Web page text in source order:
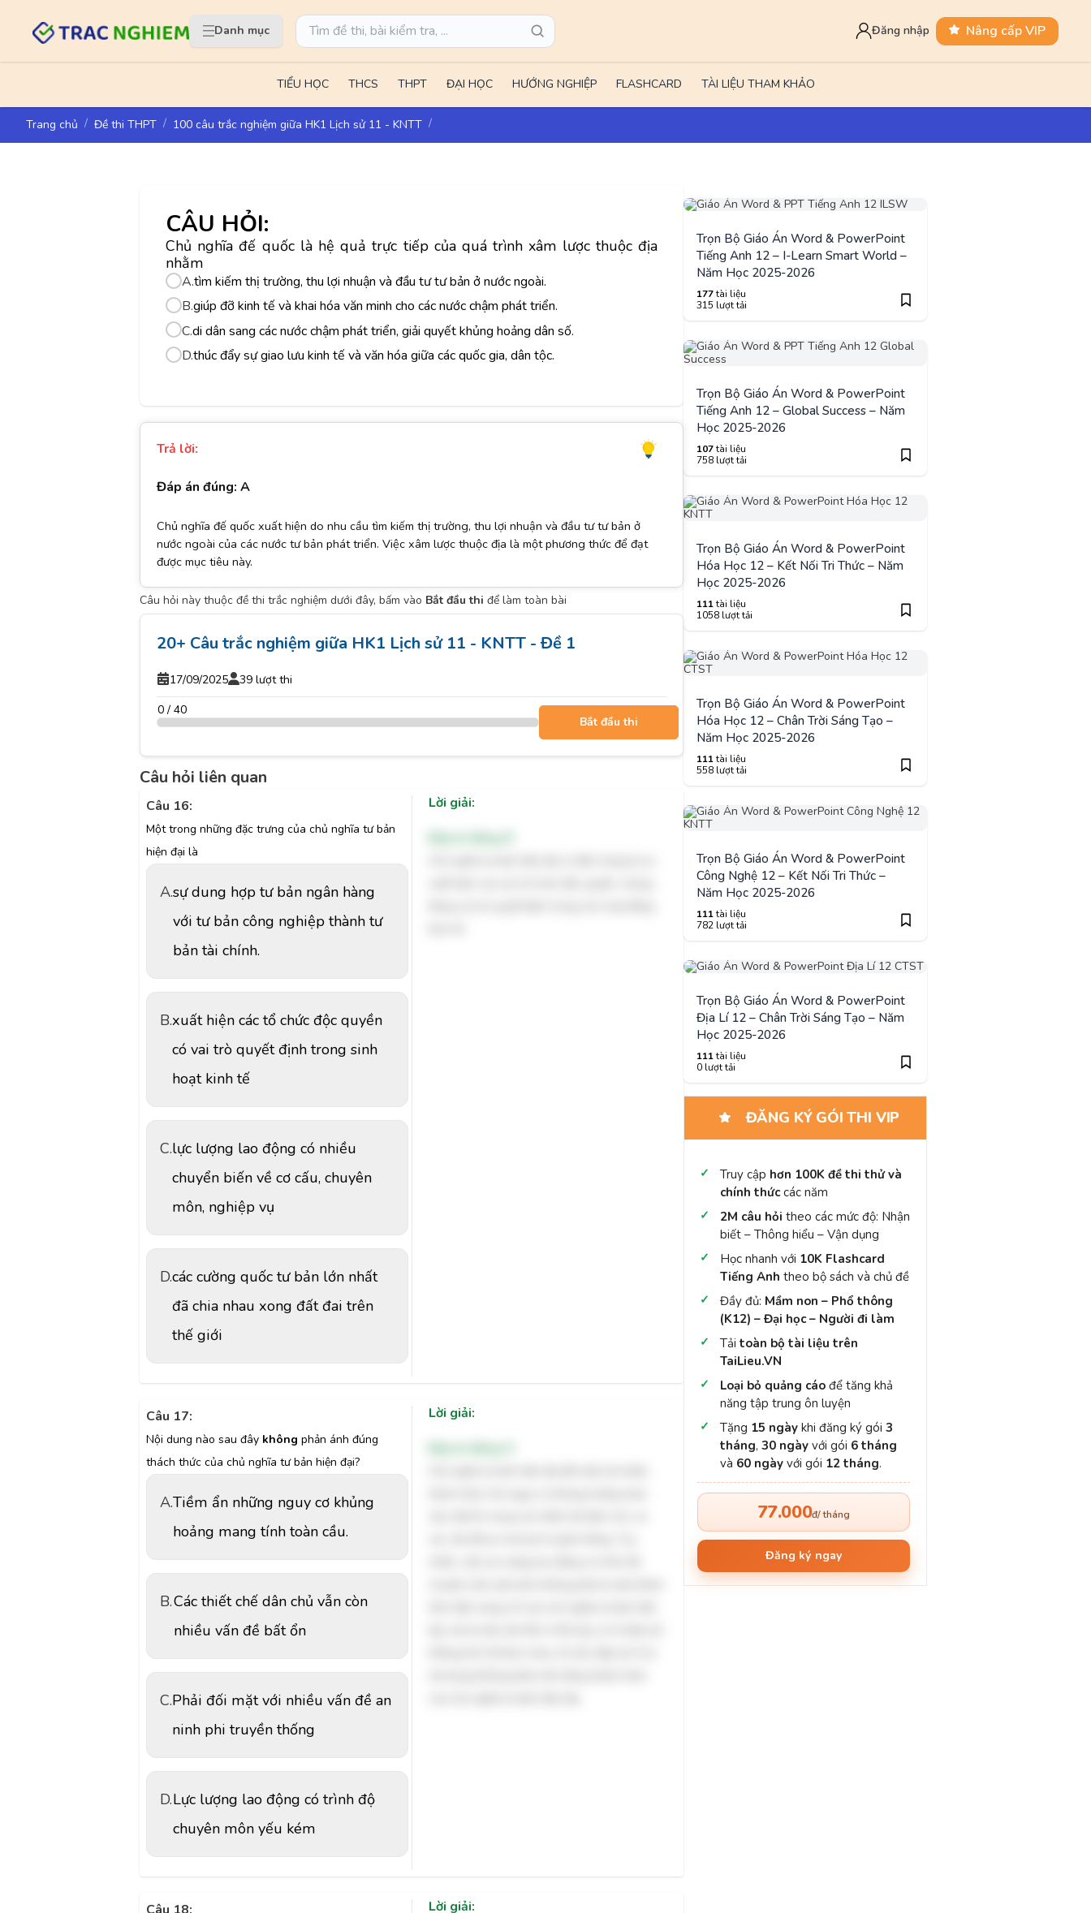
Danh mục Đăng nhập Nâng cấp VIP
TIỂU HỌC THCS THPT ĐẠI HỌC HƯỚNG NGHIỆP FLASHCARD TÀI LIỆU THAM KHẢO
Trang chủ Đề thi THPT 100 câu trắc nghiệm giữa HK1 Lịch sử 11 - KNTT
CÂU HỎI:
Chủ nghĩa đế quốc là hệ quả trực tiếp của quá trình xâm lược thuộc địa
nhằm
A.tìm kiếm thị trường, thu lợi nhuận và đầu tư tư bản ở nước ngoài.
B.giúp đỡ kinh tế và khai hóa văn minh cho các nước chậm phát triển.
C.di dân sang các nước chậm phát triển, giải quyết khủng hoảng dân số.
D.thúc đẩy sự giao lưu kinh tế và văn hóa giữa các quốc gia, dân tộc.
Trả lời:
Đáp án đúng: A
Chủ nghĩa đế quốc xuất hiện do nhu cầu tìm kiếm thị trường, thu lợi nhuận và đầu tư tư bản ở
nước ngoài của các nước tư bản phát triển. Việc xâm lược thuộc địa là một phương thức để đạt
được mục tiêu này.
Câu hỏi này thuộc đề thi trắc nghiệm dưới đây, bấm vào Bắt đầu thi để làm toàn bài
20+ Câu trắc nghiệm giữa HK1 Lịch sử 11 - KNTT - Đề 1
17/09/2025
39 lượt thi
0 / 40
Bắt đầu thi
Câu hỏi liên quan
Câu 16:
Một trong những đặc trưng của chủ nghĩa tư bản
hiện đại là
A.sự dung hợp tư bản ngân hàng
với tư bản công nghiệp thành tư
bản tài chính.
B.xuất hiện các tổ chức độc quyền
có vai trò quyết định trong sinh
hoạt kinh tế
C.lực lượng lao động có nhiều
chuyển biến về cơ cấu, chuyên
môn, nghiệp vụ
D.các cường quốc tư bản lớn nhất
đã chia nhau xong đất đai trên
thế giới
Lời giải:
Câu 17:
Nội dung nào sau đây không phản ánh đúng
thách thức của chủ nghĩa tư bản hiện đại?
A.Tiềm ẩn những nguy cơ khủng
hoảng mang tính toàn cầu.
B.Các thiết chế dân chủ vẫn còn
nhiều vấn đề bất ổn
C.Phải đối mặt với nhiều vấn đề an
ninh phi truyền thống
D.Lực lượng lao động có trình độ
chuyên môn yếu kém
Lời giải:
Lời giải:
Trọn Bộ Giáo Án Word & PowerPoint
Tiếng Anh 12 – I-Learn Smart World –
Năm Học 2025-2026
177tài liệu
315 lượt tải
Trọn Bộ Giáo Án Word & PowerPoint
Tiếng Anh 12 – Global Success – Năm
Học 2025-2026
107tài liệu
758 lượt tải
Trọn Bộ Giáo Án Word & PowerPoint
Hóa Học 12 – Kết Nối Tri Thức – Năm
Học 2025-2026
111tài liệu
1058 lượt tải
Trọn Bộ Giáo Án Word & PowerPoint
Hóa Học 12 – Chân Trời Sáng Tạo –
Năm Học 2025-2026
111tài liệu
558 lượt tải
Trọn Bộ Giáo Án Word & PowerPoint
Công Nghệ 12 – Kết Nối Tri Thức –
Năm Học 2025-2026
111tài liệu
782 lượt tải
Trọn Bộ Giáo Án Word & PowerPoint
Địa Lí 12 – Chân Trời Sáng Tạo – Năm
Học 2025-2026
111tài liệu
0 lượt tải
ĐĂNG KÝ GÓI THI VIP
Truy cập hơn 100K đề thi thử và
chính thứccác năm
2M câu hỏi theo các mức độ: Nhận
biết – Thông hiểu – Vận dụng
Học nhanh với 10K Flashcard
Tiếng Anh theo bộ sách và chủ đề
Đầy đủ: Mầm non – Phổ thông
(K12) – Đại học – Người đi làm
Tải toàn bộ tài liệu trên
TaiLieu.VN
Loại bỏ quảng cáo để tăng khả
năng tập trung ôn luyện
Tặng 15 ngày khi đăng ký gói 3
tháng, 30 ngày với gói 6 tháng
và 60 ngày với gói 12 tháng.
77.000đ/ tháng
Đăng ký ngay